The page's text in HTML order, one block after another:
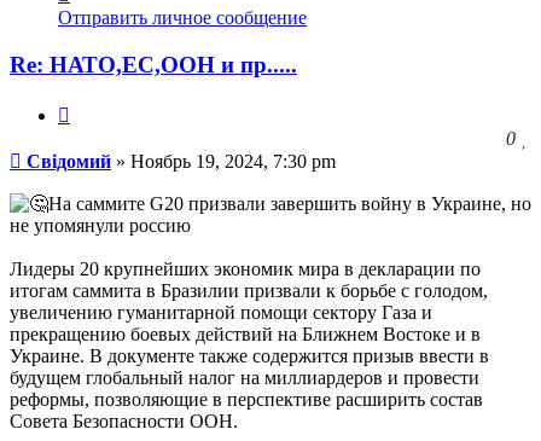
информация
пользователя
Свідомий
Отправить личное сообщение
Re: НАТО,ЕС,ООН и пр.....
0
Сообщение
Свідомий » Ноябрь 19, 2024, 7:30 pm
На саммите G20 призвали завершить войну в Украине, но
не упомянули россию
Лидеры 20 крупнейших экономик мира в декларации по
итогам саммита в Бразилии призвали к борьбе с голодом,
увеличению гуманитарной помощи сектору Газа и
прекращению боевых действий на Ближнем Востоке и в
Украине. В документе также содержится призыв ввести в
будущем глобальный налог на миллиардеров и провести
реформы, позволяющие в перспективе расширить состав
Совета Безопасности ООН.